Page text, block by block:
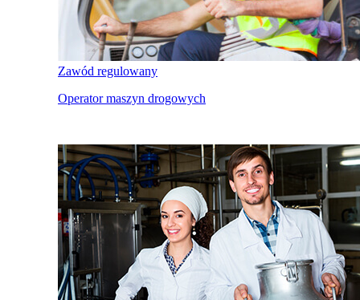
Zawód regulowany
Operator maszyn drogowych